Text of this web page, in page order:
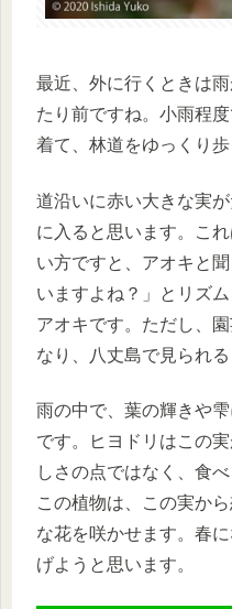
最近、外に行くときは
たり前ですね。小雨程
着て、林道をゆっくり歩
道沿いに赤い大きな実
に入ると思います。こ
い方ですと、アオキと
いますよね？」とリズ
アオキです。ただし、
なり、八丈島で見られ
雨の中で、葉の輝きや
です。ヒヨドリはこの
しさの点ではなく、食
この植物は、この実か
な花を咲かせます。春
げようと思います。